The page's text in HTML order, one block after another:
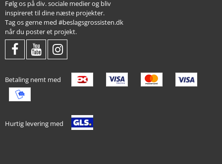
Følg os på div. sociale medier og bliv
inspireret til dine næste projekter.
Tag os gerne med #beslagsgrossisten.dk
når du poster et projekt.
Betaling nemt med
Hurtig levering med